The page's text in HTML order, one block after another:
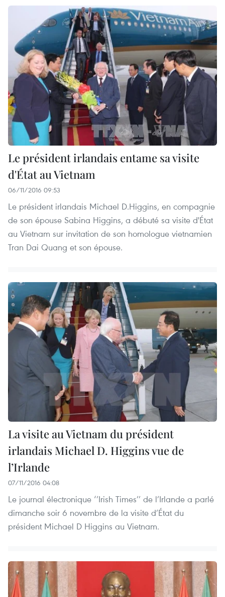
Le président irlandais entame sa visite
d'État au Vietnam
06/11/2016 09:53
Le président irlandais Michael D.Higgins, en compagnie
de son épouse Sabina Higgins, a débuté sa visite d'État
au Vietnam sur invitation de son homologue vietnamien
Tran Dai Quang et son épouse.
La visite au Vietnam du président
irlandais Michael D. Higgins vue de
l’Irlande
07/11/2016 04:08
Le journal électronique ‘’Irish Times’’ de l’Irlande a parlé
dimanche soir 6 novembre de la visite d’État du
président Michael D Higgins au Vietnam.